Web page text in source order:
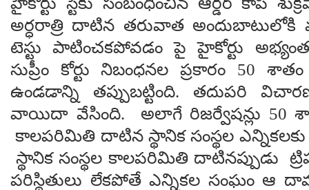
అర్ధరాత్రి దాటిన తరువాత
టెస్టు పాటించకపోవడం పై హైకోర్టు
సుప్రీం కోర్టు నిబంధనల ప్రకారం 50
ఉండడాన్ని తప్పుబట్టింది. తదుపరి
వాయిదా వేసింది. అలాగే రిజర్వేషన్లు 50
కాలపరిమితి దాటిన స్థానిక సంస్థల ఎన్నికలకు
స్థానిక సంస్థల కాలపరిమితి దాటినప్పుడు
పరిస్థితులు లేకపోతే ఎన్నికల సంఘం ఆ